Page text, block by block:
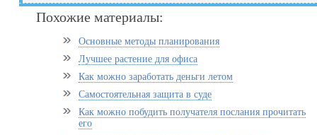
Похожие материалы:
Основные методы планирования
Лучшее растение для офиса
Как можно заработать деньги летом
Самостоятельная защита в суде
Как можно побудить получателя послания прочитать
его